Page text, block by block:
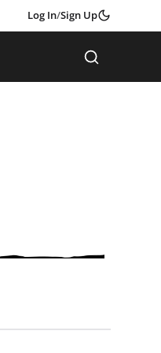
Log In/Sign Up